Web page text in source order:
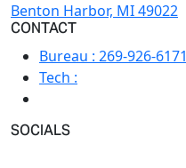
Benton Harbor, MI 49022
CONTACT
Bureau : 269-926-6171
Tech :
SOCIALS